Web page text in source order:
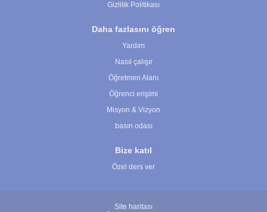
Gizlilik Politikası
Daha fazlasını öğren
Yardım
Nasıl çalışır
Öğretmen Alanı
Öğrenci erişimi
Misyon & Vizyon
basın odası
Bize katıl
Özel ders ver
Site haritası